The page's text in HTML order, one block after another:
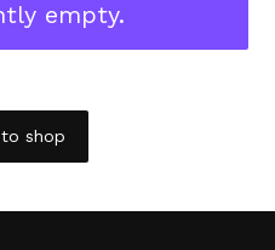
empty.
shop